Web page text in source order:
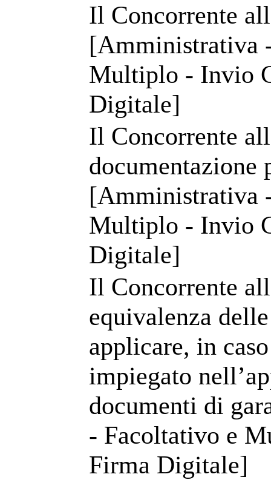
Il Concorrente
[Amministrativa
Multiplo - Invio
Digitale]
Il Concorrente
documentazione
[Amministrativa
Multiplo - Invio
Digitale]
Il Concorrente
equivalenza
applicare, in
impiegato
documenti di
- Facoltativo e
Firma Digitale]